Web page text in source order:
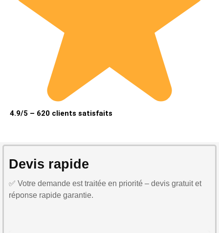
4.9/5 – 620 clients satisfaits
Devis rapide
✅ Votre demande est traitée en priorité – devis gratuit et
réponse rapide garantie.